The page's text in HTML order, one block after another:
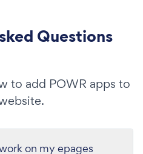
Questions
to add POWR apps to
on my epages